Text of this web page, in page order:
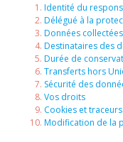
Identité du
Délégué à la
Données
Destinataires des
Durée de
Transferts hors
Sécurité des
Vos droits
Cookies et traceurs
Modification de la